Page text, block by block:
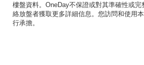
樓盤資料。OneDay不保證或對其準確性或
絡放盤者獲取更多詳細信息。您訪問和使用
行承擔。